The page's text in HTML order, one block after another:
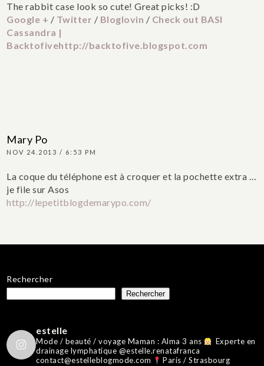
The rabbit case look so cute! Great picks! :D
Google + / Twitter / Bloglovin / Check out BASI
Cassandra |
Backtofivehttp://backtofive.blogspot.com
Mary Po
NOV 24.2013 / 6:53 PM
La coque du téléphone est à croquer et la pochette extra …
je file sur Asos
http://lepetitblogdemarypo.com/
Rechercher
Rechercher
estelle
Mode / beauté / voyage Maman : Alma 3 ans
Experte en
drainage lymphatique @estelle.renatafranca
contact@estelleblogmode.com
Paris / Strasbourg